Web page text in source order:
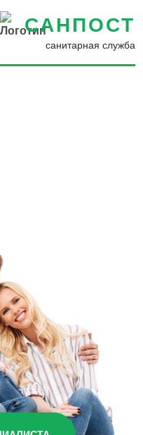
САНПОСТ
санитарная служба